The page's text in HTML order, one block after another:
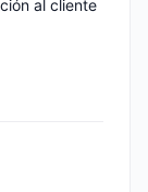
al cliente